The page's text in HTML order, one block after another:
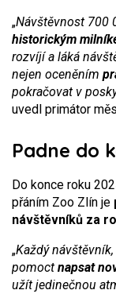
„Návštěvnost 700
historickým
rozvíjí a láká
nejen oceněním
pokračovat v
uvedl primátor
Padne do
Do konce roku
přáním Zoo Zlín je
návštěvníků za
„Každý
pomoct napsat
užít jedinečnou